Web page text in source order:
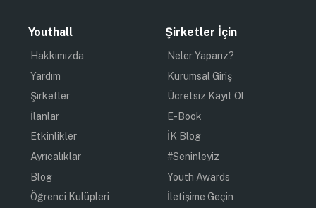
Youthall
Hakkımızda
Yardım
Şirketler
İlanlar
Etkinlikler
Ayrıcalıklar
Blog
Öğrenci Kulüpleri
Şirketler İçin
Neler Yaparız?
Kurumsal Giriş
Ücretsiz Kayıt Ol
E-Book
İK Blog
#Seninleyiz
Youth Awards
İletişime Geçin